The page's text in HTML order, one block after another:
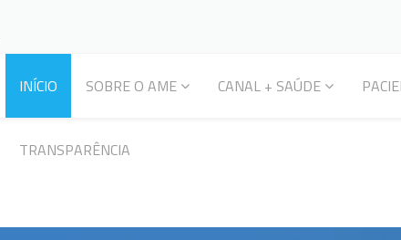
INÍCIO SOBRE O AME CANAL + SAÚDE
TRANSPARÊNCIA